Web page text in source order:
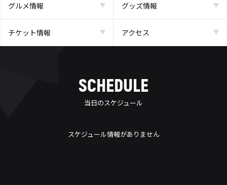
グルメ情報 グッズ情報
チケット情報 アクセス
SCHEDULE
当日のスケジュール
スケジュール情報がありません